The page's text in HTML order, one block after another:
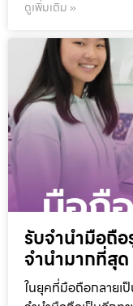
ดูเพิ่มเติม »
รับจำนำมือถื
จำนำมากที่สุด
ในยุคที่มือถือกลายเ